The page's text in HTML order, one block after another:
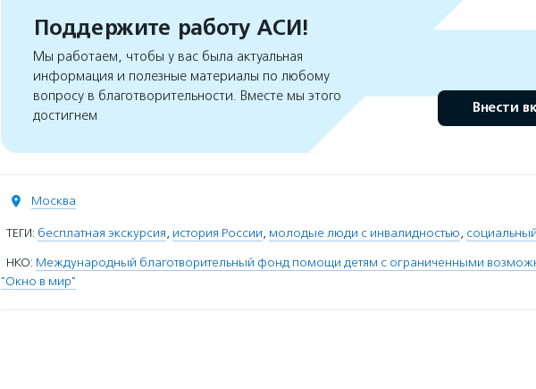
Поддержите работу АСИ!
Мы работаем, чтобы у вас была актуальная
информация и полезные материалы по любому
вопросу в благотворительности. Вместе мы этого
достигнем
Внести
Москва
ТЕГИ: бесплатная экскурсия, история России, молодые люди с инвалидностью,
НКО: Международный благотворительный фонд помощи детям с ограниченными
"Окно в мир"